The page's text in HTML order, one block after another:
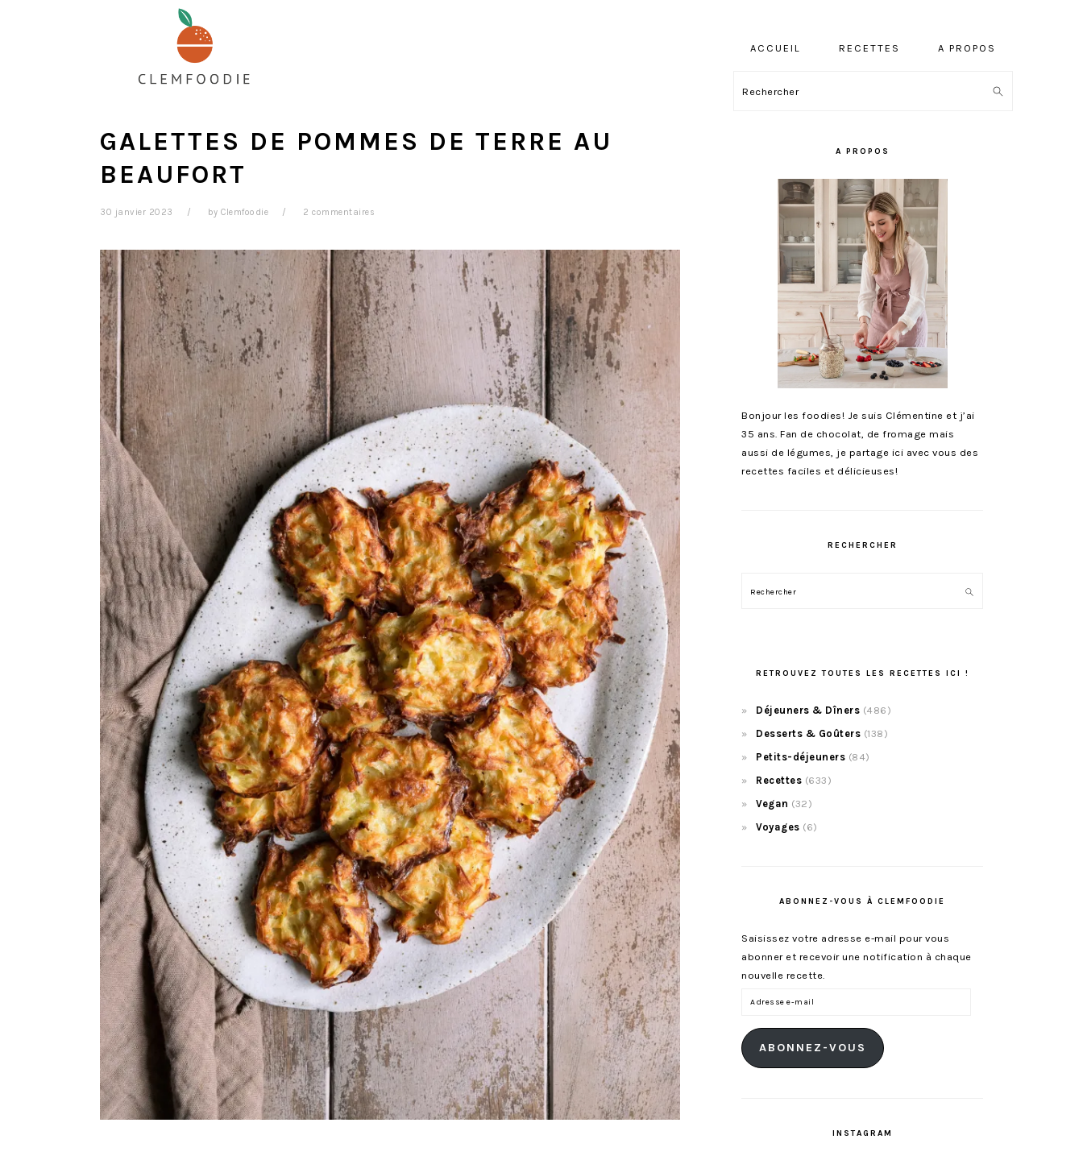
ACCUEIL RECETTES A PROPOS
Rechercher
GALETTES DE POMMES DE TERRE AU
BEAUFORT
30 janvier 2023 by Clemfoodie 2 commentaires
A PROPOS
Bonjour les foodies! Je suis Clémentine et j’ai
35 ans. Fan de chocolat, de fromage mais
aussi de légumes, je partage ici avec vous des
recettes faciles et délicieuses!
RECHERCHER
Rechercher
RETROUVEZ TOUTES LES RECETTES ICI !
Déjeuners & Dîners (486)
Desserts & Goûters (138)
Petits-déjeuners (84)
Recettes (633)
Vegan (32)
Voyages (6)
ABONNEZ-VOUS À CLEMFOODIE
Saisissez votre adresse e-mail pour vous
abonner et recevoir une notification à chaque
nouvelle recette.
Adresse
mail
ABONNEZ-VOUS
INSTAGRAM